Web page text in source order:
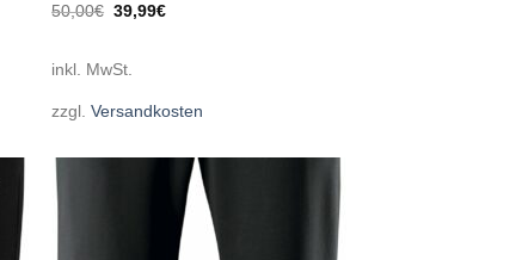
50,00€ Ursprünglicher
50,00€
39,99€Aktueller
inkl. MwSt.
zzgl.Versandkosten